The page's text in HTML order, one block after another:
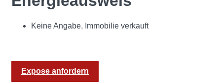
Keine Angabe, Immobilie verkauft
Expose anfordern